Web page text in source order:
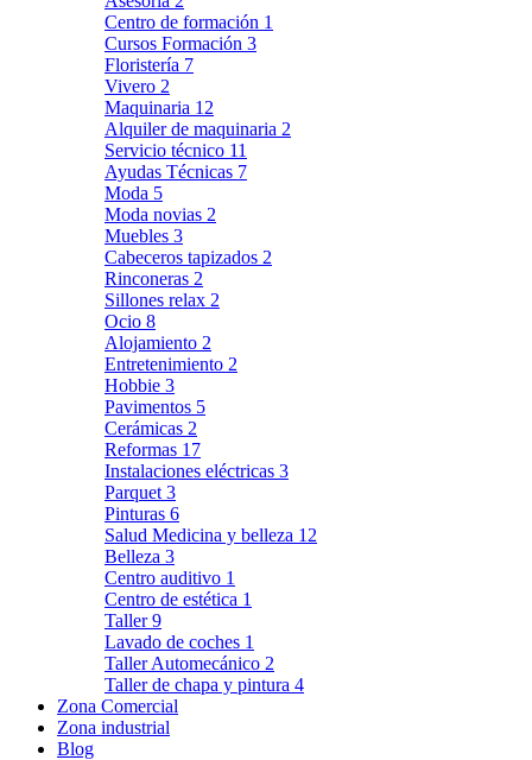
Centro de formación 1
Cursos Formación 3
Floristería 7
Vivero 2
Maquinaria 12
Alquiler de maquinaria 2
Servicio técnico 11
Ayudas Técnicas 7
Moda 5
Moda novias 2
Muebles 3
Cabeceros tapizados 2
Rinconeras 2
Sillones relax 2
Ocio 8
Alojamiento 2
Entretenimiento 2
Hobbie 3
Pavimentos 5
Cerámicas 2
Reformas 17
Instalaciones eléctricas 3
Parquet 3
Pinturas 6
Salud Medicina y belleza 12
Belleza 3
Centro auditivo 1
Centro de estética 1
Taller9
Lavado de coches 1
Taller Automecánico 2
Taller de chapa y pintura 4
Zona Comercial
Zona industrial
Blog